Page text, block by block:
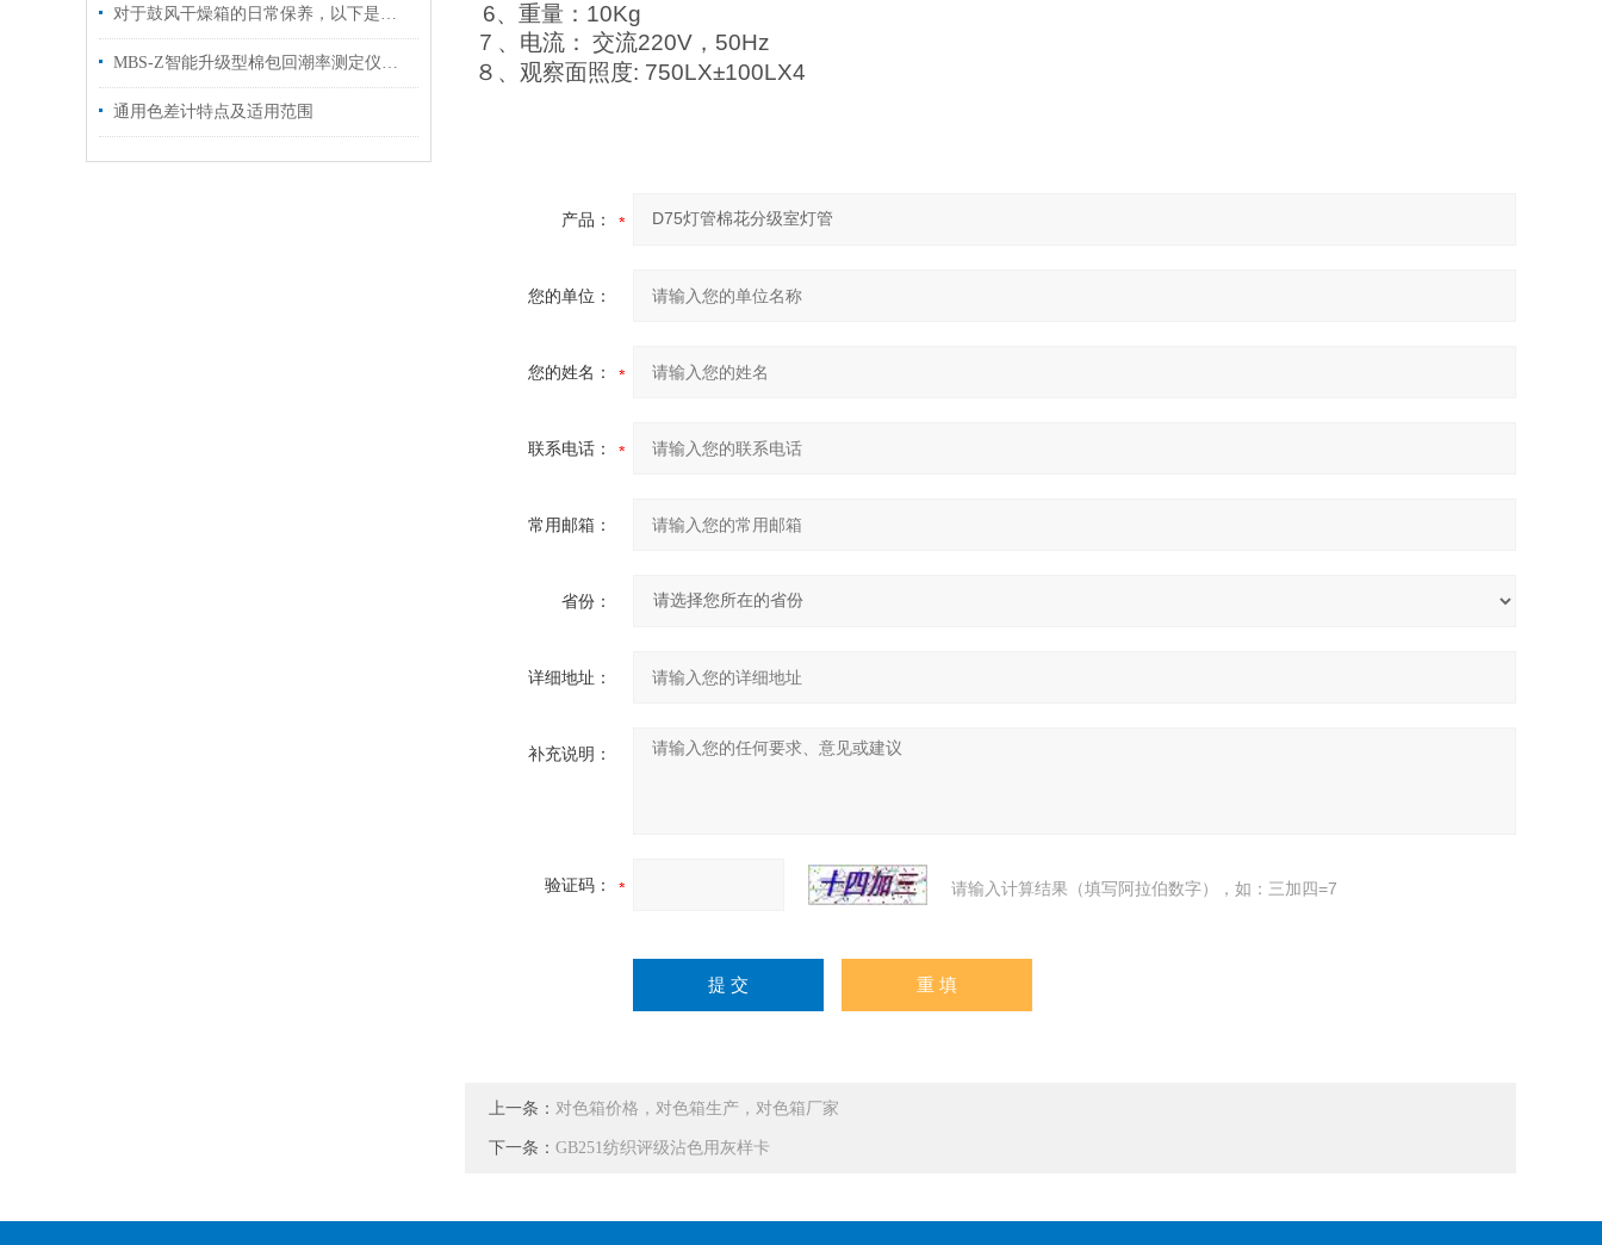
对于鼓风干燥箱的日常保养，以下是一些建议
MBS-Z智能升级型棉包回潮率测定仪操作指南
通用色差计特点及适用范围
6、重量： 10Kg
７、电流： 交流220V ， 50Hz
８、观察面照度: 750LX±100LX4
产品：
您的单位：
您的姓名：
联系电话：
常用邮箱：
省份：
详细地址：
补充说明：
验证码： 请输入计算结果（填写阿拉伯数字），如：三加四=7
上一条： 对色箱价格，对色箱生产，对色箱厂家
下一条： GB251纺织评级沾色用灰样卡